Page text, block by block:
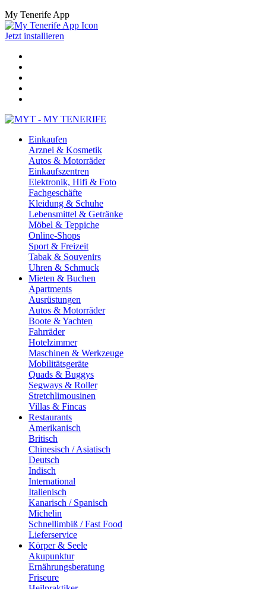
My Tenerife App
Jetzt installieren
Einkaufen
Arznei & Kosmetik
Autos & Motorräder
Einkaufszentren
Elektronik, Hifi & Foto
Fachgeschäfte
Kleidung & Schuhe
Lebensmittel & Getränke
Möbel & Teppiche
Online-Shops
Sport & Freizeit
Tabak & Souvenirs
Uhren & Schmuck
Mieten & Buchen
Apartments
Ausrüstungen
Autos & Motorräder
Boote & Yachten
Fahrräder
Hotelzimmer
Maschinen & Werkzeuge
Mobilitätsgeräte
Quads & Buggys
Segways & Roller
Stretchlimousinen
Villas & Fincas
Restaurants
Amerikanisch
Britisch
Chinesisch / Asiatisch
Deutsch
Indisch
International
Italienisch
Kanarisch / Spanisch
Michelin
Schnellimbiß / Fast Food
Lieferservice
Körper & Seele
Akupunktur
Ernährungsberatung
Friseure